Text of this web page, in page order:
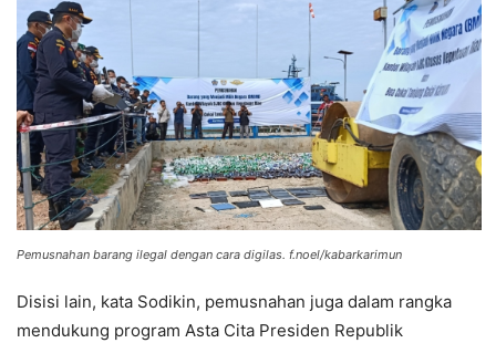
Pemusnahan barang ilegal dengan cara digilas. f.noel/kabarkarimun
Disisi lain, kata Sodikin, pemusnahan juga dalam rangka
mendukung program Asta Cita Presiden Republik